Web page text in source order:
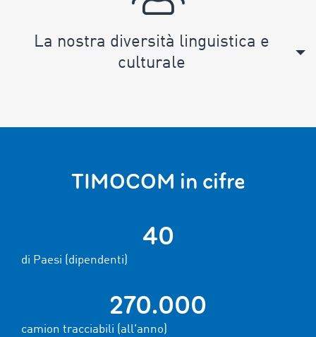
La nostra diversità linguistica e
culturale
TIMOCOM in cifre
40
di Paesi (dipendenti)
270.000
camion tracciabili (all'anno)